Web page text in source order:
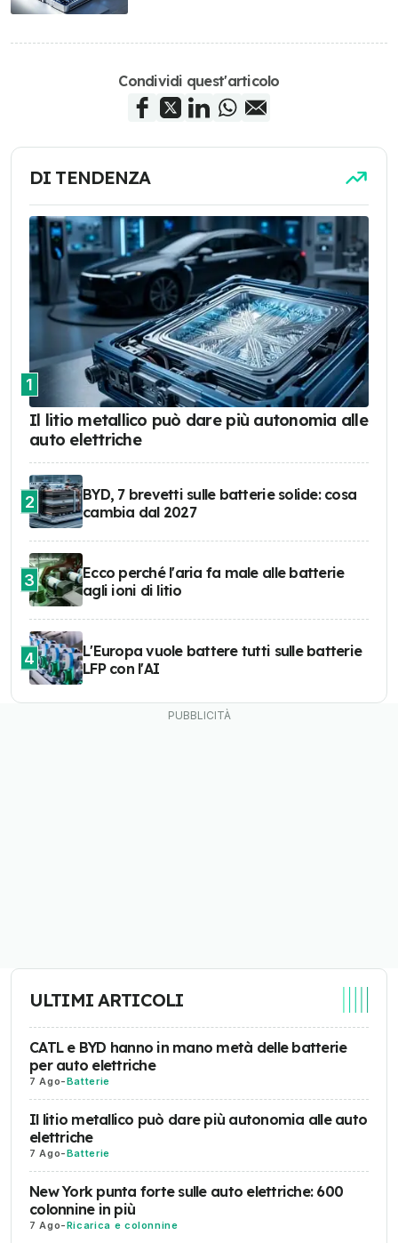
Condividi quest'articolo
DI TENDENZA
1
Il litio metallico può dare più autonomia alle
auto elettriche
2
BYD, 7 brevetti sulle batterie solide: cosa
cambia dal 2027
3
Ecco perché l'aria fa male alle batterie
agli ioni di litio
4
L'Europa vuole battere tutti sulle batterie
LFP con l'AI
ULTIMI ARTICOLI
CATL e BYD hanno in mano metà delle batterie
per auto elettriche
7 Ago-Batterie
Il litio metallico può dare più autonomia alle auto
elettriche
7 Ago-Batterie
New York punta forte sulle auto elettriche: 600
colonnine in più
7 Ago-Ricarica e colonnine